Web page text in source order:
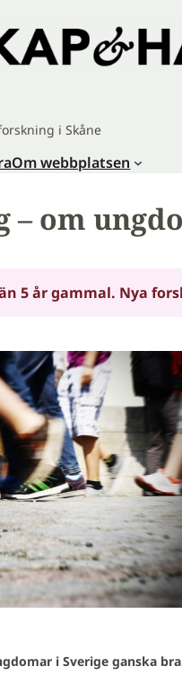
i Skåne
Om webbplatsen
– om
5 år gammal. Nya
i Sverige ganska